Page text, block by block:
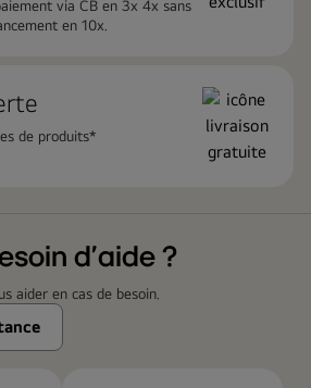
via CB en 3x 4x sans
en 10x.
de produits*
d’aide ?
aider en cas de besoin.